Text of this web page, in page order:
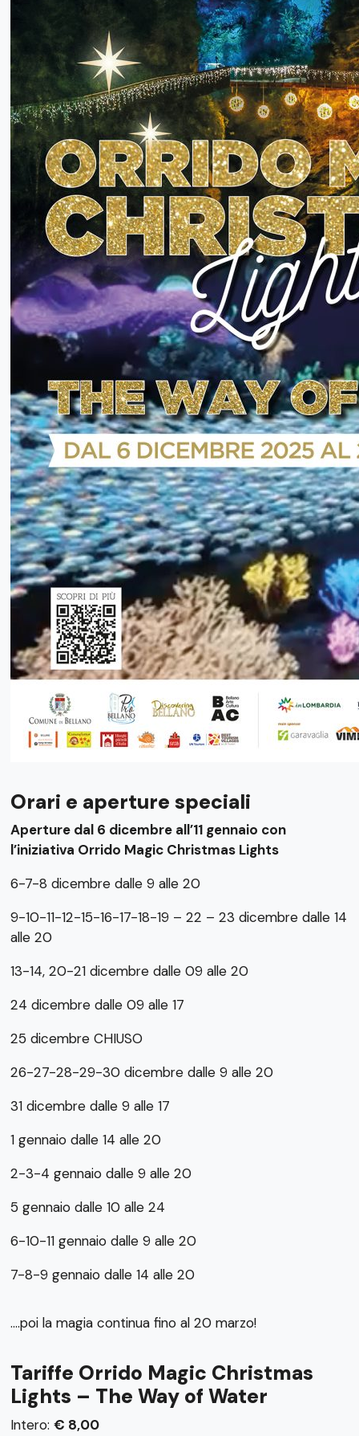
Orari e aperture speciali
Aperture dal 6 dicembre all’11 gennaio con
l’iniziativa Orrido Magic Christmas Lights
6-7-8 dicembre dalle 9 alle 20
9-10-11-12-15-16-17-18-19 – 22 – 23 dicembre dalle 14
alle 20
13-14, 20-21 dicembre dalle 09 alle 20
24 dicembre dalle 09 alle 17
25 dicembre CHIUSO
26-27-28-29-30 dicembre dalle 9 alle 20
31 dicembre dalle 9 alle 17
1 gennaio dalle 14 alle 20
2-3-4 gennaio dalle 9 alle 20
5 gennaio dalle 10 alle 24
6-10-11 gennaio dalle 9 alle 20
7-8-9 gennaio dalle 14 alle 20
….poi la magia continua fino al 20 marzo!
Tariffe Orrido Magic Christmas
Lights – The Way of Water
Intero: € 8,00